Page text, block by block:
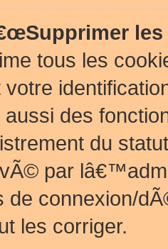
les
tous les
des
du
par
de connexion/
les corriger.